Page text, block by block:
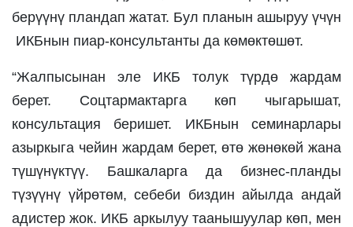
берүүнү пландап жатат. Бул планын ашыруу үчүн
ИКБнын пиар-консультанты да көмөктөшөт.
“Жалпысынан эле ИКБ толук түрдө жардам
берет. Соцтармактарга көп чыгарышат,
консультация беришет. ИКБнын семинарлары
азыркыга чейин жардам берет, өтө жөнөкөй жана
түшүнүктүү. Башкаларга да бизнес-планды
түзүүнү үйрөтөм, себеби биздин айылда андай
адистер жок. ИКБ аркылуу таанышуулар көп, мен